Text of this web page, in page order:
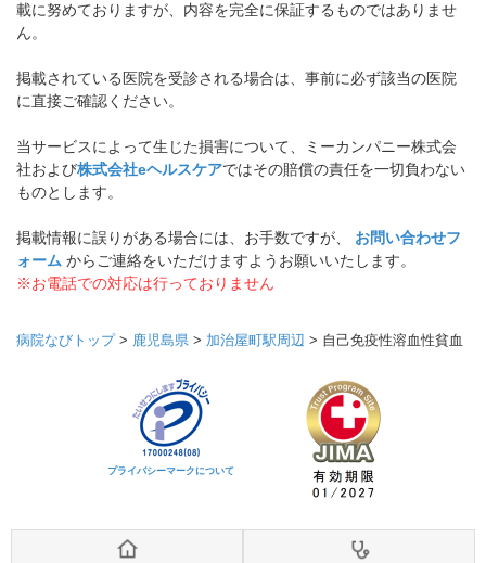
載に努めておりますが、内容を完全に保証するものではありませ
ん。
掲載されている医院を受診される場合は、事前に必ず該当の医院
に直接ご確認ください。
当サービスによって生じた損害について、ミーカンパニー株式会
社および株式会社eヘルスケアではその賠償の責任を一切負わない
ものとします。
掲載情報に誤りがある場合には、お手数ですが、 お問い合わせフ
ォーム からご連絡をいただけますようお願いいたします。
※お電話での対応は行っておりません
病院なびトップ> 鹿児島県 > 加治屋町駅周辺 > 自己免疫性溶血性貧血
プライバシーマークについて